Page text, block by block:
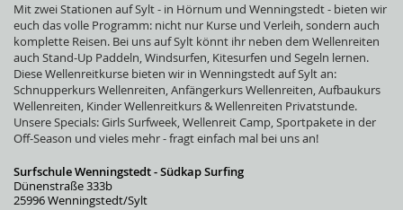
Mit zwei Stationen auf Sylt - in Hörnum und Wenningstedt - bieten wir
euch das volle Programm: nicht nur Kurse und Verleih, sondern auch
komplette Reisen. Bei uns auf Sylt könnt ihr neben dem Wellenreiten
auch Stand-Up Paddeln, Windsurfen, Kitesurfen und Segeln lernen.
Diese Wellenreitkurse bieten wir in Wenningstedt auf Sylt an:
Schnupperkurs Wellenreiten, Anfängerkurs Wellenreiten, Aufbaukurs
Wellenreiten, Kinder Wellenreitkurs & Wellenreiten Privatstunde.
Unsere Specials: Girls Surfweek, Wellenreit Camp, Sportpakete in der
Off-Season und vieles mehr - fragt einfach mal bei uns an!
Surfschule Wenningstedt - Südkap Surfing
Dünenstraße 333b
25996 Wenningstedt/Sylt